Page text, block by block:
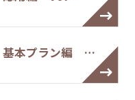
基本プラン編 …